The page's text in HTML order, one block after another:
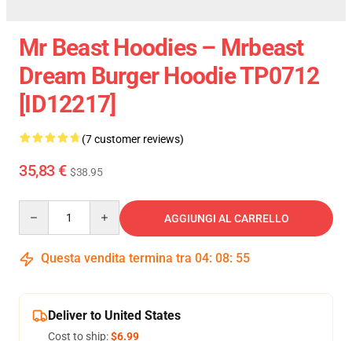
Mr Beast Hoodies – Mrbeast
Dream Burger Hoodie TP0712
[ID12217]
(7 customer reviews)
35,83 € $38.95
AGGIUNGI AL CARRELLO
Questa vendita termina tra 04: 08: 54
Deliver to United States
Cost to ship:$6.99